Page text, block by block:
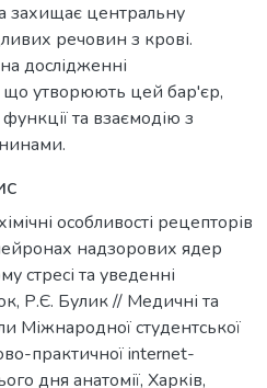
захищає центральну
речовин з крові.
дослідженні
що утворюють цей бар'єр,
та взаємодію з
особливості рецепторів
надзорових ядер
стресі та уведенні
Р.Є. Булик // Медичні та
Міжнародної студентської
практичної internet-
дня анатомії, Харків,